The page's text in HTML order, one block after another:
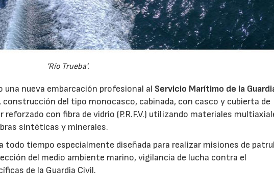
'Río Trueba'.
una nueva embarcación profesional al Servicio Marítimo de la
construcción del tipo monocasco, cabinada, con casco y cubierta de
con fibra de vidrio (P.R.F.V.) utilizando materiales
sintéticas y minerales.
todo tiempo especialmente diseñada para realizar misiones de
del medio ambiente marino, vigilancia de lucha contra el
de la Guardia Civil.